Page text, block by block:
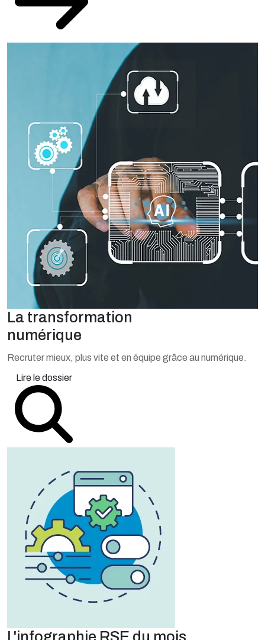
La transformation
numérique
Recruter mieux, plus vite et en équipe grâce au numérique.
Lire le dossier
L'infographie RSE du mois